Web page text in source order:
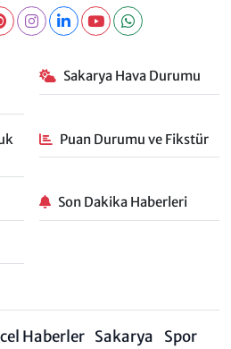
Sakarya Hava Durumu
Puan Durumu ve Fikstür
Son Dakika Haberleri
Haberler Sakarya Spor